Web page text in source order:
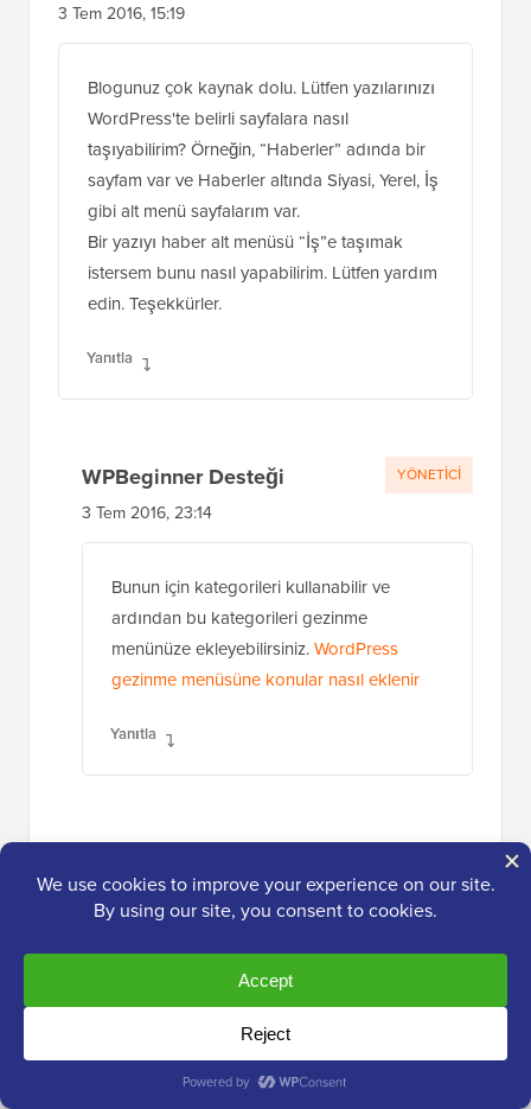
3 Tem 2016, 15:19
Blogunuz çok kaynak dolu. Lütfen yazılarınızı
WordPress'te belirli sayfalara nasıl
taşıyabilirim? Örneğin, “Haberler” adında bir
sayfam var ve Haberler altında Siyasi, Yerel, İş
gibi alt menü sayfalarım var.
Bir yazıyı haber alt menüsü “İş”e taşımak
istersem bunu nasıl yapabilirim. Lütfen yardım
edin. Teşekkürler.
Yanıtla
WPBeginner Desteği
3 Tem 2016, 23:14
Bunun için kategorileri kullanabilir ve
ardından bu kategorileri gezinme
menünüze ekleyebilirsiniz.WordPress
gezinme menüsüne konular nasıl eklenir
Yanıtla
YÖNETICI
francisca
30 Mayıs 2016, 13:39
Sorunumu az önce çözdün. Sen harikasın.
affiliate pazarlama ve ürün incelemelerine
değiştirmeye çalışıyordum, ancak tüm haber